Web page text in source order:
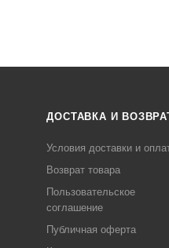
ДОСТАВКА И
Условия доставки и
Возврат товара
Пользовательское
соглашение
Публичная оферта